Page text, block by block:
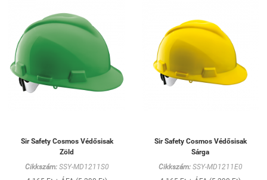
Sir Safety Cosmos Védősisak
Zöld
Cikkszám:SSY-MD1211S0
Sir Safety Cosmos Védősisak
Sárga
Cikkszám:SSY-MD1211E0